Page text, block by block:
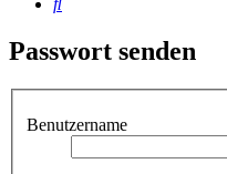
Passwort senden
Benutzername